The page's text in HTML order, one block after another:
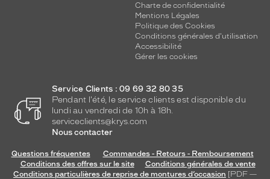
Charte de confidentialité
Mentions Légales
Politique des Cookies
Conditions générales d'utilisation
Accessibilité
Gérer les cookies
Service Clients : 09 69 32 80 35
Pendant l'été, le service clients est disponible du
lundi au vendredi de 10h à 18h.
serviceclients@krys.com
Nous contacter
Questions fréquentes
Commandes - Retours - Remboursement
Conditions des offres sur le site
Conditions générales de vente
Conditions particulières de reprise de montures d’occasion [PDF —